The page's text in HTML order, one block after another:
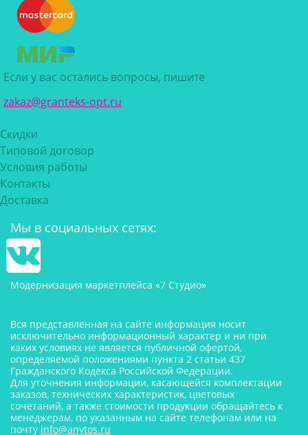
Если у вас остались вопросы, пишите
zakaz@granteks-opt.ru
Скидки
Типовой договор
Условия работы
Контакты
Доставка
Мы в социальных сетях:
Модернизация маркетплейса «7 Студио»
Вся представленная на сайте информация носит
исключительно информационный характер и ни при
каких условиях не является публичной офертой,
определяемой положениями пункта 2 статьи 437
Гражданского Кодекса Российской Федерации.
Для уточнения информации, касающейся комплектации
заказов, технических характеристик, цветовых
сочетаний, а также стоимости продукции обращайтесь к
менеджерам, по указанным на сайте телефонам или на
почту info@anytos.ru